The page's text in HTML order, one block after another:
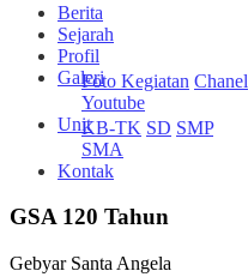
Berita
Sejarah
Profil
GaleriFoto Kegiatan Chanel
Youtube
UnitKB-TK SD SMP
SMA
Kontak
GSA 120 Tahun
Gebyar Santa Angela